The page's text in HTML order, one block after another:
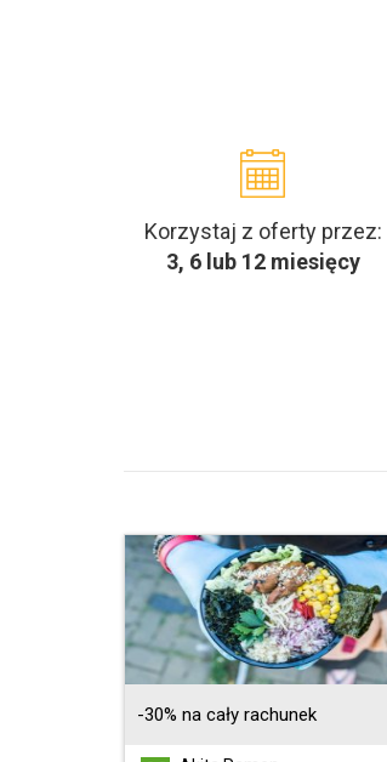
Korzystaj z oferty przez:
3, 6 lub 12 miesięcy
-30% na cały rachunek